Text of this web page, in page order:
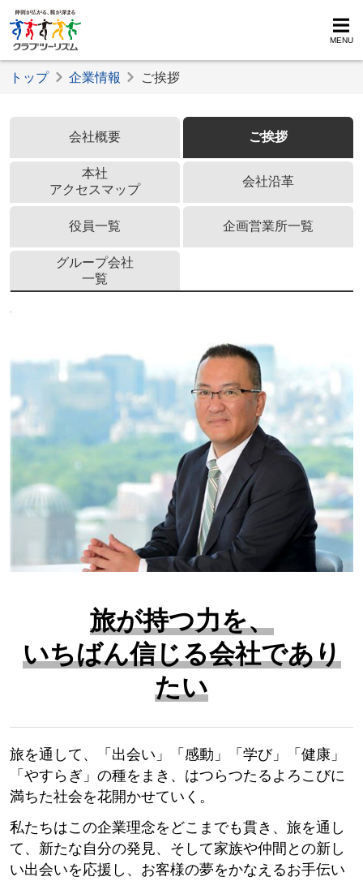
MENU
トップ 企業情報 ご挨拶
ご挨拶
会社概要 ご挨拶
本社
アクセスマップ
会社沿革
役員一覧 企画営業所一覧
グループ会社
一覧
旅が持つ力を、
いちばん信じる会社であり
たい
旅を通して、「出会い」「感動」「学び」「健康」
「やすらぎ」の種をまき、はつらつたるよろこびに
満ちた社会を花開かせていく。
私たちはこの企業理念をどこまでも貫き、旅を通し
て、新たな自分の発見、そして家族や仲間との新し
い出会いを応援し、お客様の夢をかなえるお手伝い